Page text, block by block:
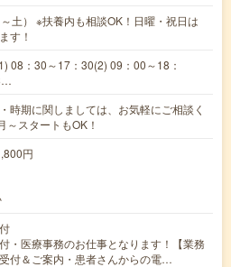
土） ※扶養内も相談OK！日曜・祝日は
す！
08：30～17：30(2) 09：00～18：
時期に関しましては、お気軽にご相談く
スタートもOK！
円
・医療事務のお仕事となります！【業務
付＆ご案内・患者さんからの電…